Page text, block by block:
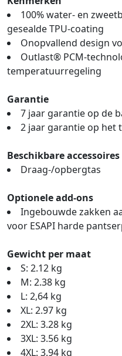
100% water- en
gesealde TPU-coating
Onopvallend design
Outlast® PCM-
temperatuurregeling
Garantie
7 jaar garantie op de
2 jaar garantie op het
Beschikbare accessoires
Draag-/opbergtas
Optionele add-ons
Ingebouwde zakken
voor ESAPI harde
Gewicht per maat
S: 2.12 kg
M: 2.38 kg
L: 2,64 kg
XL: 2.97 kg
2XL: 3.28 kg
3XL: 3.56 kg
4XL: 3.94 kg